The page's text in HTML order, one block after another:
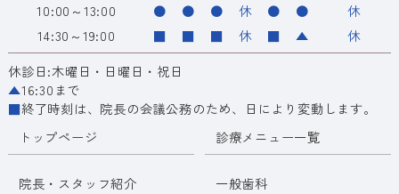
10:00～13:00
● ● ● 休 ● ●
休
14:30～19:00
■ ■ ■ 休 ■ ▲
休
休診日:木曜日・日曜日・祝日
▲16:30まで
■終了時刻は、院長の会議公務のため、日により変動します。
トップページ
院長・スタッフ紹介
診療メニュー一覧
一般歯科